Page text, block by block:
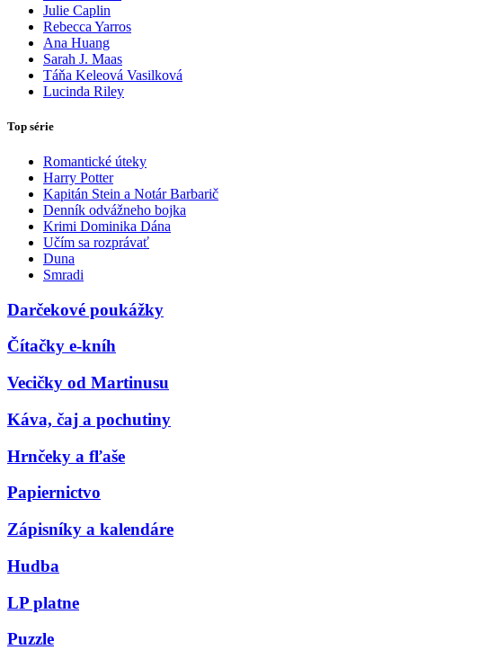
Julie Caplin
Rebecca Yarros
Ana Huang
Sarah J. Maas
Táňa Keleová Vasilková
Lucinda Riley
Top série
Romantické úteky
Harry Potter
Kapitán Stein a Notár Barbarič
Denník odvážneho bojka
Krimi Dominika Dána
Učím sa rozprávať
Duna
Smradi
Darčekové poukážky
Čítačky e-kníh
Vecičky od Martinusu
Káva, čaj a pochutiny
Hrnčeky a fľaše
Papiernictvo
Zápisníky a kalendáre
Hudba
LP platne
Puzzle